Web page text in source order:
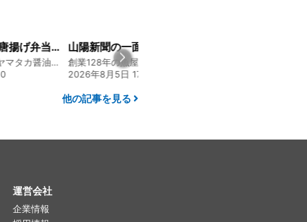
山陽新聞の一面に掲載いただきました！
創業128年の魚屋 倉敷「魚春」ファンド
2026年8月4日 20:00
他の記事を見る
運営会社
企業情報